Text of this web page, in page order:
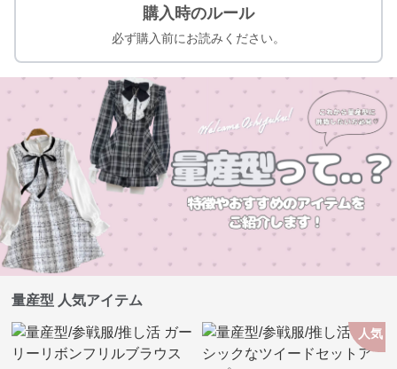
購入時のルール
必ず購入前にお読みください。
量産型 人気アイテム
人気